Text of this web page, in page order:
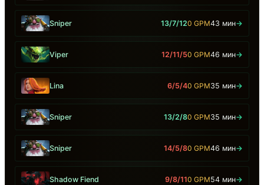
Sniper 13/7/120 GPM43 мин→
Viper 12/11/50 GPM46 мин→
Lina 6/5/40 GPM35 мин→
Sniper 13/2/80 GPM35 мин→
Sniper 14/5/80 GPM46 мин→
Shadow Fiend 9/8/110 GPM54 мин→